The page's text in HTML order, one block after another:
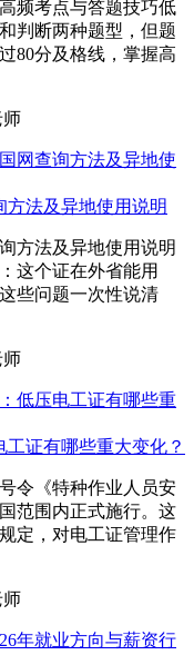
频考点与答题技巧低
判断两种题型，但题
80分及格线，掌握高
师
方法及异地使用说明
方法及异地使用说明
这个证在外省能用
些问题一次性说清
师
工证有哪些重大变化？
令《特种作业人员安
范围内正式施行。这
定，对电工证管理作
师